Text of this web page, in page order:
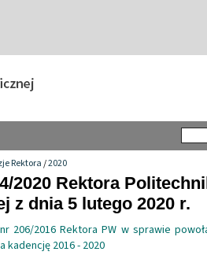
Rektora/2020
2020 Rektora
z dnia 5 lutego 2020 r.
206/2016 Rektora PW w sprawie
kadencję 2016 - 2020